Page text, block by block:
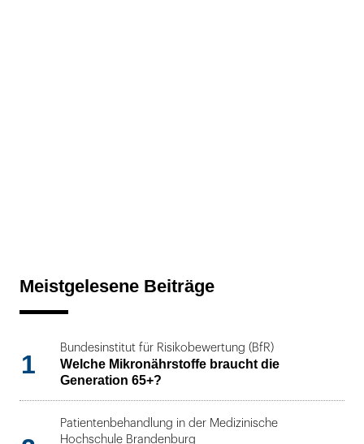
Meistgelesene Beiträge
1
Bundesinstitut für Risikobewertung (BfR)
Welche Mikronährstoffe braucht die
Generation 65+?
Patientenbehandlung in der Medizinische
Hochschule Brandenburg